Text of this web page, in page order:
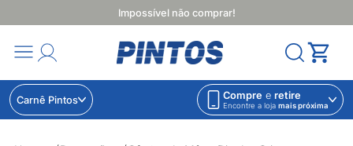
Impossível não comprar!
Carnê Pintos Compre e retire
Encontre a loja mais próxima